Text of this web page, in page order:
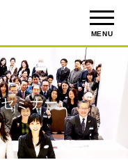
MENU
ミナー